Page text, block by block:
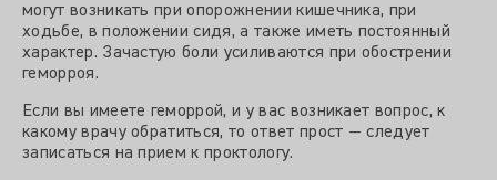
могут возникать при опорожнении кишечника, при
ходьбе, в положении сидя, а также иметь постоянный
характер. Зачастую боли усиливаются при обострении
геморроя.
Если вы имеете геморрой, и у вас возникает вопрос, к
какому врачу обратиться, то ответ прост — следует
записаться на прием к проктологу.